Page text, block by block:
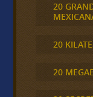
20
20
20